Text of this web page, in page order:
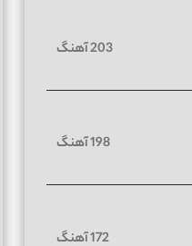
203 آهنگ
198 آهنگ
172 آهنگ